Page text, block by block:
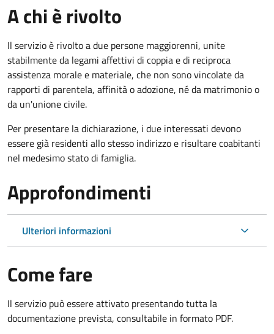
A chi è rivolto
Il servizio è rivolto a due persone maggiorenni, unite
stabilmente da legami affettivi di coppia e di reciproca
assistenza morale e materiale, che non sono vincolate da
rapporti di parentela, affinità o adozione, né da matrimonio o
da un'unione civile.
Per presentare la dichiarazione, i due interessati devono
essere già residenti allo stesso indirizzo e risultare coabitanti
nel medesimo stato di famiglia.
Approfondimenti
Ulteriori informazioni
Come fare
Il servizio può essere attivato presentando tutta la
documentazione prevista, consultabile in formato PDF.